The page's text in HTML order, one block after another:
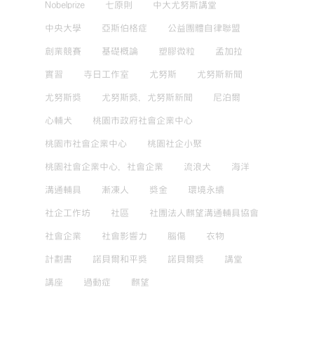
Nobelprize 七原則 中大尤努斯講堂
中央大學 亞斯伯格症 公益團體自律聯盟
創業競賽 基礎概論 塑膠微粒 孟加拉
實習 寺日工作室 尤努斯 尤努斯新聞
尤努斯獎 尤努斯獎，尤努斯新聞 尼泊爾
心輔犬 桃園市政府社會企業中心
桃園市社會企業中心 桃園社企小聚
桃園社會企業中心，社會企業 流浪犬 海洋
溝通輔具 漸凍人 獎金 環境永續
社企工作坊 社區 社團法人麒望溝通輔具協會
社會企業 社會影響力 腦傷 衣物
計劃書 諾貝爾和平獎 諾貝爾獎 講堂
講座 過動症 麒望